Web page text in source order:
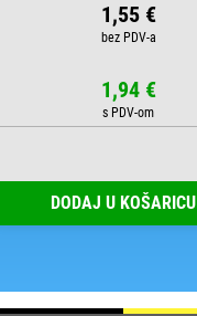
1,55 €
1,94 €
DODAJ U KOŠARICU